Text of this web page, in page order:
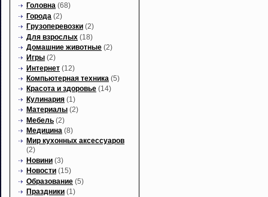
Головна (68)
Города (2)
Грузоперевозки (2)
Для взрослых (18)
Домашние животные (2)
Игры (2)
Интернет (12)
Компьютерная техника (5)
Красота и здоровье (14)
Кулинария (1)
Материалы (2)
Мебель (2)
Медицина (8)
Мир кухонных аксессуаров
(2)
Новини (3)
Новости (15)
Образование (5)
Праздники (1)